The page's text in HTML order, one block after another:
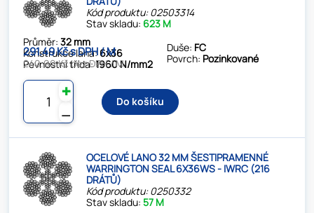
Kód produktu: 02503314
Stav skladu: 623 M
Průměr:32 mm
Konstrukce lana:6x36
Pevnostní třída:1960 N/mm2
Duše: FC
Povrch: Pozinkované
291.49 Kč s DPH / M
240.90 Kč bez DPH / M
⚊
✚
Do košíku
OCELOVÉ LANO 32 MM ŠESTIPRAMENNÉ
WARRINGTON SEAL 6X36WS - IWRC (216
DRÁTŮ)
Kód produktu: 0250332
Stav skladu:57 M